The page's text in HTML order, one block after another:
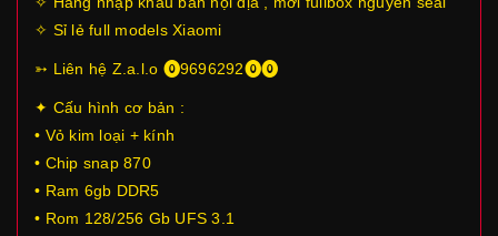
✧ Sỉ lẻ full models Xiaomi
➳ Liên hệ Z.a.l.o ⓿9696292⓿⓿
✦ Cấu hình cơ bản :
• Vỏ kim loại + kính
• Chip snap 870
• Ram 6gb DDR5
• Rom 128/256 Gb UFS 3.1